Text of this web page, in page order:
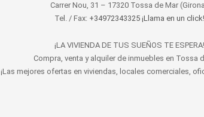
Carrer Nou, 31 – 17320 Tossa de Mar
Tel. / Fax: +34972343325 ¡Llama en un click!
¡LA VIVIENDA DE TUS SUEÑOS TE ESPERA!
Compra, venta y alquiler de inmuebles en Tossa
¡Las mejores ofertas en viviendas, locales comerciales,